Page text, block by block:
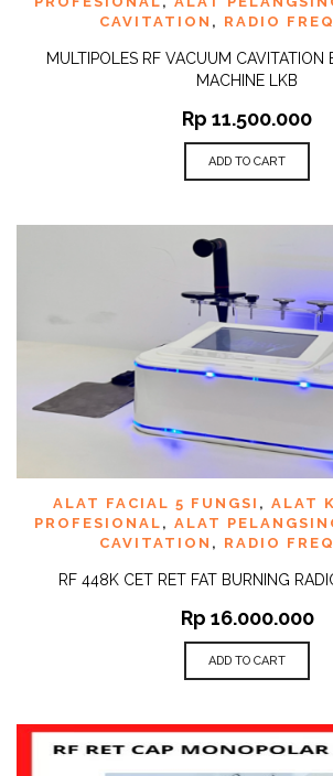
CAVITATION , RADIO
MULTIPOLES RF VACUUM CAVITATION
MACHINE LKB
Rp 11.500.000
ADD TO CART
ALAT FACIAL 5 FUNGSI , ALAT
PROFESIONAL , ALAT
CAVITATION , RADIO
RF 448K CET RET FAT BURNING
Rp 16.000.000
ADD TO CART